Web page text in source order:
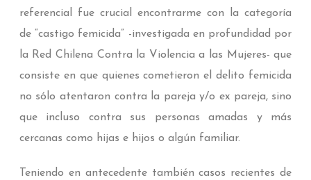
referencial fue crucial encontrarme con la categoría
de “castigo femicida” -investigada en profundidad por
la Red Chilena Contra la Violencia a las Mujeres- que
consiste en que quienes cometieron el delito femicida
no sólo atentaron contra la pareja y/o ex pareja, sino
que incluso contra sus personas amadas y más
cercanas como hijas e hijos o algún familiar.
Teniendo en antecedente también casos recientes de